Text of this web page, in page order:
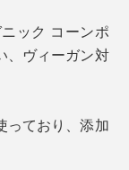
ック コーンポ
、ヴィーガン対
っており、添加